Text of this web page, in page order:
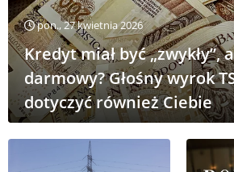
pon., 27 kwietnia 2026
Kredyt miał być „zwykły”,
darmowy? Głośny wyrok
dotyczyć również Ciebie